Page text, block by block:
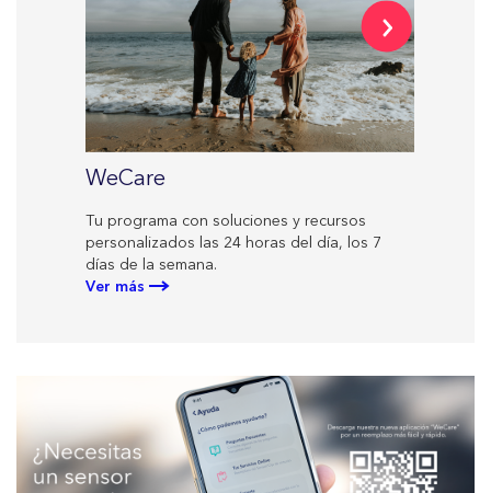
WeCare
Tu programa con soluciones y recursos
personalizados las 24 horas del día, los 7
días de la semana.
Ver más